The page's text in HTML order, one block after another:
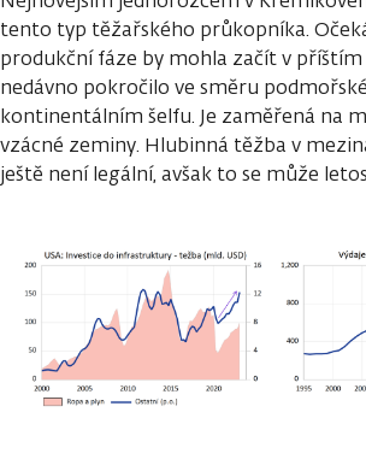
tento typ těžařského průkopníka.
produkční fáze by mohla začít v
nedávno pokročilo ve směru
kontinentálním šelfu. Je zaměřená na
vzácné zeminy. Hlubinná těžba v
ještě není legální, avšak to se může